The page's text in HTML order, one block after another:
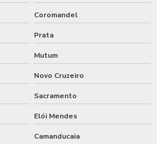
Máquinas
De Ativos
Coromandel
Prata
Mutum
Novo Cruzeiro
Sacramento
Elói Mendes
Camanducaia